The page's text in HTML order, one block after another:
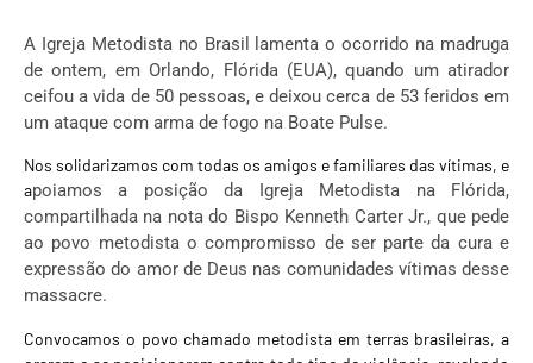
A Igreja Metodista no Brasil lamenta o ocorrido na madruga
de ontem, em Orlando, Flórida (EUA), quando um atirador
ceifou a vida de 50 pessoas, e deixou cerca de 53 feridos em
um ataque com arma de fogo na Boate Pulse.
Nos solidarizamos com todas os amigos e familiares das vítimas, e
apoiamos a posição da Igreja Metodista na Flórida,
compartilhada na nota do Bispo Kenneth Carter Jr., que pede
ao povo metodista o compromisso de ser parte da cura e
expressão do amor de Deus nas comunidades vítimas desse
massacre.
Convocamos o povo chamado metodista em terras brasileiras, a